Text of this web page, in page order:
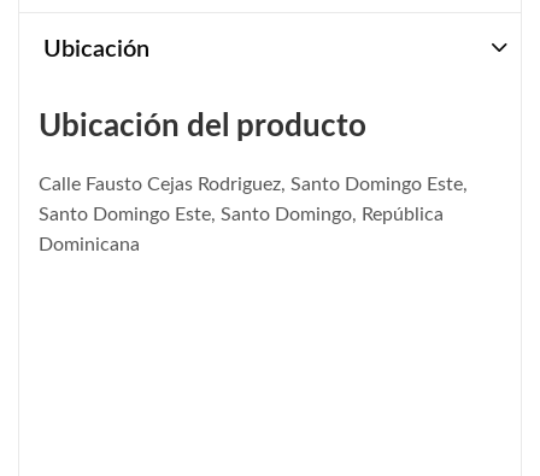
Ubicación
Ubicación del producto
Calle Fausto Cejas Rodriguez, Santo Domingo Este,
Santo Domingo Este, Santo Domingo, República
Dominicana